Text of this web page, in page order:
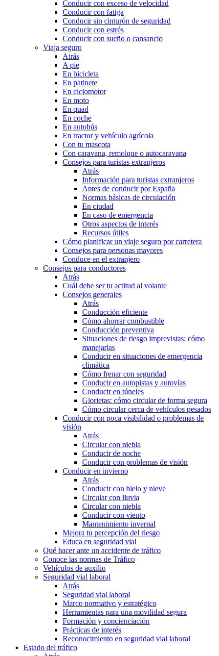
Conducir con exceso de velocidad
Conducir con fatiga
Conducir sin cinturón de seguridad
Conducir con estrés
Conducir con sueño o cansancio
Viaja seguro
Atrás
A pie
En bicicleta
En patinete
En ciclomotor
En moto
En quad
En coche
En autobús
En tractor y vehículo agrícola
Con tu mascota
Con caravana, remolque o autocaravana
Consejos para turistas extranjeros
Atrás
Información para turistas extranjeros
Antes de conducir por España
Normas básicas de circulación
En ciudad
En caso de emergencia
Otros aspectos de interés
Recursos útiles
Cómo planificar un viaje seguro por carretera
Consejos para personas mayores
Conduce en el extranjero
Consejos para conductores
Atrás
Cuál debe ser tu actitud al volante
Consejos generales
Atrás
Conducción eficiente
Cómo ahorrar combustible
Conducción preventiva
Situaciones de riesgo imprevistas: cómo
manejarlas
Conducir en situaciones de emergencia
climática
Cómo frenar con seguridad
Conducir en autopistas y autovías
Conducir en túneles
Glorietas: cómo circular de forma segura
Cómo circular cerca de vehículos pesados
Conducir con poca visibilidad o problemas de
visión
Atrás
Circular con niebla
Conducir de noche
Conducir con problemas de visión
Conducir en invierno
Atrás
Conducir con hielo y nieve
Circular con lluvia
Circular con niebla
Conducir con viento
Mantenimiento invernal
Mejora tu percepción del riesgo
Educa en seguridad vial
Qué hacer ante un accidente de tráfico
Conoce las normas de Tráfico
Vehículos de auxilio
Seguridad vial laboral
Atrás
Seguridad vial laboral
Marco normativo y estratégico
Herramientas para una movilidad segura
Formación y concienciación
Prácticas de interés
Reconocimiento en seguridad vial laboral
Estado del tráfico